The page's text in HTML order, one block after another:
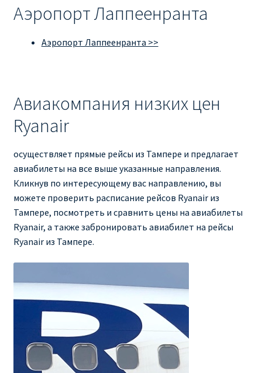
Аэропорт Лаппеенранта
Аэропорт Лаппеенранта >>
Авиакомпания низких цен
Ryanair
осуществляет прямые рейсы из Тампере и предлагает
авиабилеты на все выше указанные направления.
Кликнув по интересующему вас направлению, вы
можете проверить расписание рейсов Ryanair из
Тампере, посмотреть и сравнить цены на авиабилеты
Ryanair, а также забронировать авиабилет на рейсы
Ryanair из Тампере.